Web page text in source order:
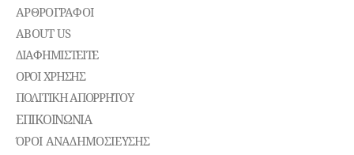
ΑΡΘΡΟΓΡΑΦΟΙ
ABOUT US
ΔΙΑΦΗΜΙΣΤΕΊΤΕ
ΌΡΟΙ ΧΡΉΣΗΣ
ΠΟΛΙΤΙΚΉ ΑΠΟΡΡΉΤΟΥ
ΕΠΙΚΟΙΝΩΝΊΑ
ΌΡΟΙ ΑΝΑΔΗΜΟΣΙΕΥΣΗΣ